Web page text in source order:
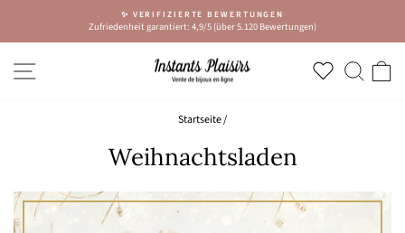
springen
Diashow
anhalten
URLAUB ☀️
Nächster Versand ab dem 24. August
Startseite/
Weihnachtsladen